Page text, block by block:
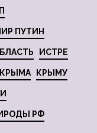
ПУТИН
ИСТРЕ
КРЫМА КРЫМУ
РФ